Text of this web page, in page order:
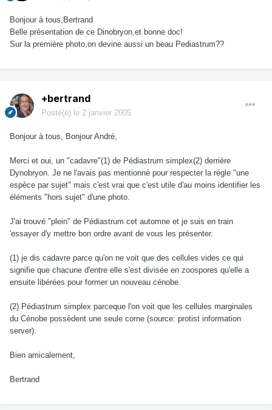
Bonjour à tous,Bertrand
Belle présentation de ce Dinobryon,et bonne doc!
Sur la première photo,on devine aussi un beau Pediastrum??
+bertrand
Posté(e) le 2 janvier 2005
Bonjour à tous, Bonjour André,
Merci et oui, un "cadavre"(1) de Pédiastrum simplex(2) derrière
Dynobryon. Je ne l'avais pas mentionné pour respecter la règle "une
espèce par sujet" mais c'est vrai que c'est utile d'au moins identifier les
éléments "hors sujet" d'une photo.
J'ai trouvé "plein" de Pédiastrum cet automne et je suis en train
'essayer d'y mettre bon ordre avant de vous les présenter.
(1) je dis cadavre parce qu'on ne voit que des cellules vides ce qui
signifie que chacune d'entre elle s'est divisée en zoospores qu'elle a
ensuite libérées pour former un nouveau cénobe.
(2) Pédiastrum simplex parceque l'on voit que les cellules marginales
du Cénobe possèdent une seule corne (source: protist information
server).
Bien amicalement,
Bertrand